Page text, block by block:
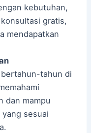
kebutuhan,
gratis,
mendapatkan
tahun di
dan mampu
sesuai